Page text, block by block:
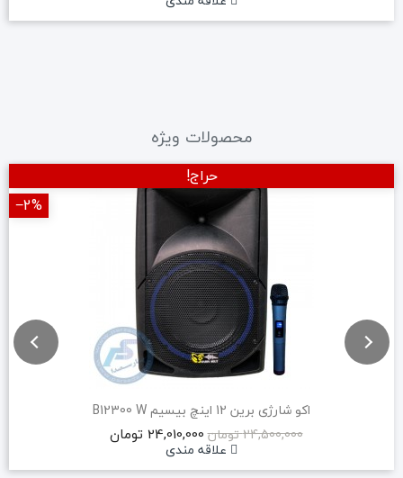
محصولات ویژه
اکو شارژی برین 12 اینچ بیسیم B12300 W
24,500,000 تومان
24,010,000 تومان
علاقه مندی
حراج!
‎−2%